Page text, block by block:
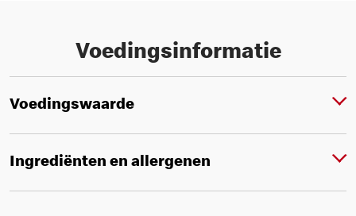
Voedingsinformatie
Voedingswaarde
Ingrediënten en allergenen